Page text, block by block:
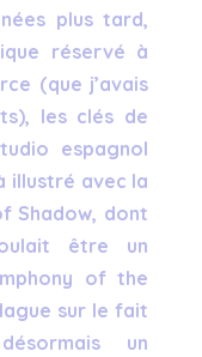
plus tard,
réservé à
(que j’avais
les clés de
espagnol
illustré avec la
Shadow, dont
être un
of the
sur le fait
un